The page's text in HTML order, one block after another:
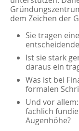
dem Zeichen der
Sie tragen
Ist sie stark
daraus ein
Was ist bei
formalen
Und vor
fachlich
Augenhöhe?